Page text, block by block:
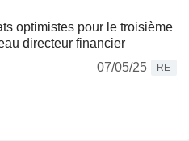
LTD.
0,13%
optimistes pour le troisième
directeur financier
07/05/25
RE